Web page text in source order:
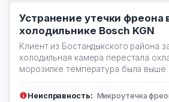
Устранение утечки фреона
холодильнике Bosch KGN
Клиент из Бостандыкского района
холодильная камера перестала
морозилке температура была выше
Неисправность: Микроутечка